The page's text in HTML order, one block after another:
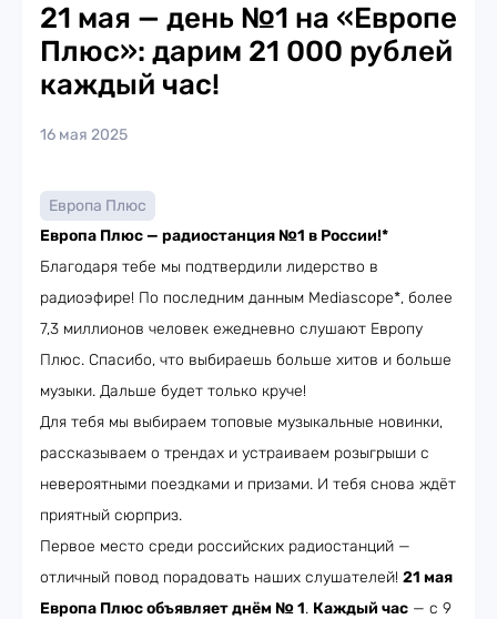
21 мая — день №1 на «Европе
Плюс»: дарим 21 000 рублей
каждый час!
16 мая 2025
Европа Плюс
Европа Плюс — радиостанция №1 в России!*
Благодаря тебе мы подтвердили лидерство в
радиоэфире! По последним данным Mediascope*, более
7,3 миллионов человек ежедневно слушают Европу
Плюс. Спасибо, что выбираешь больше хитов и больше
музыки. Дальше будет только круче!
Для тебя мы выбираем топовые музыкальные новинки,
рассказываем о трендах и устраиваем розыгрыши с
невероятными поездками и призами. И тебя снова ждёт
приятный сюрприз.
Первое место среди российских радиостанций —
отличный повод порадовать наших слушателей! 21 мая
Европа Плюс объявляет днём № 1. Каждый час — с 9